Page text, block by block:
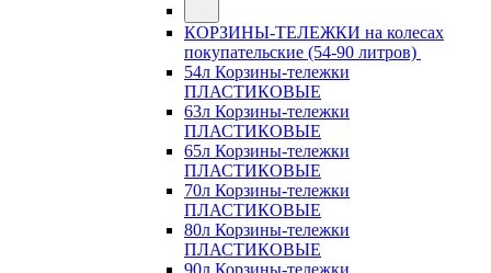
КОРЗИНЫ-ТЕЛЕЖКИ на колесах
покупательские (54-90 литров)
54л Корзины-тележки
ПЛАСТИКОВЫЕ
63л Корзины-тележки
ПЛАСТИКОВЫЕ
65л Корзины-тележки
ПЛАСТИКОВЫЕ
70л Корзины-тележки
ПЛАСТИКОВЫЕ
80л Корзины-тележки
ПЛАСТИКОВЫЕ
90л Корзины-тележки